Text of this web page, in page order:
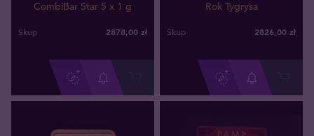
CombiBar Star 5 x 1 g
Skup 2878,00 zł
Rok Tygrysa
Skup 2826,00 zł